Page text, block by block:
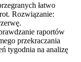
łatwo
Rozwiązanie:
raportów
przekraczania
tygodnia na analizę